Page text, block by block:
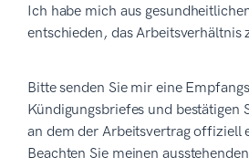
Ich habe mich aus
entschieden, das Arbeitsverhältnis
Bitte senden Sie mir eine
Kündigungsbriefes und bestätigen
an dem der Arbeitsvertrag offiziell
Beachten Sie meinen